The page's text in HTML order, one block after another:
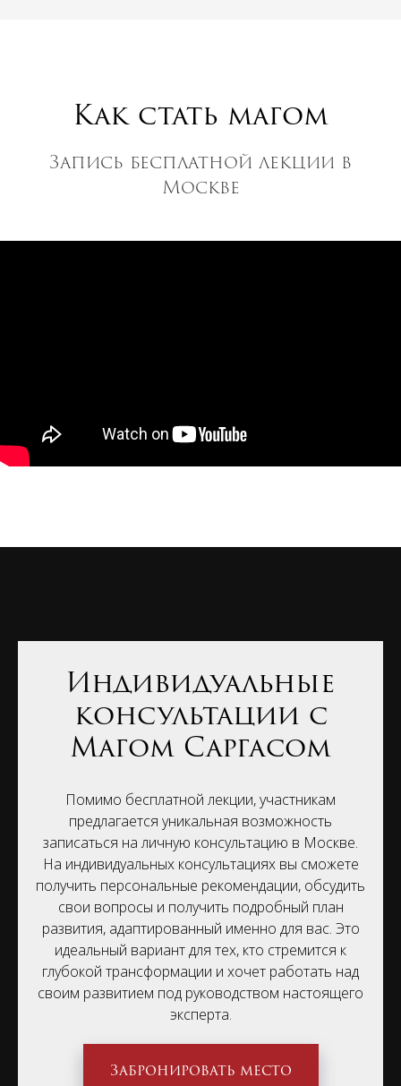
Как стать магом
Запись бесплатной лекции в
Москве
Индивидуальные
консультации с
Магом Саргасом
Помимо бесплатной лекции, участникам
предлагается уникальная возможность
записаться на личную консультацию в Москве.
На индивидуальных консультациях вы сможете
получить персональные рекомендации, обсудить
свои вопросы и получить подробный план
развития, адаптированный именно для вас. Это
идеальный вариант для тех, кто стремится к
глубокой трансформации и хочет работать над
своим развитием под руководством настоящего
эксперта.
Забронировать место